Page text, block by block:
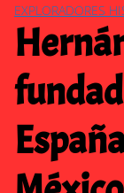
EXPLORADORES